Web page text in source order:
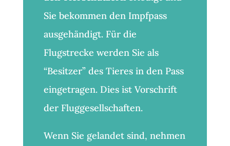
Sie bekommen den Impfpass
ausgehändigt. Für die
Flugstrecke werden Sie als
“Besitzer” des Tieres in den Pass
eingetragen. Dies ist Vorschrift
der Fluggesellschaften.
Wenn Sie gelandet sind, nehmen